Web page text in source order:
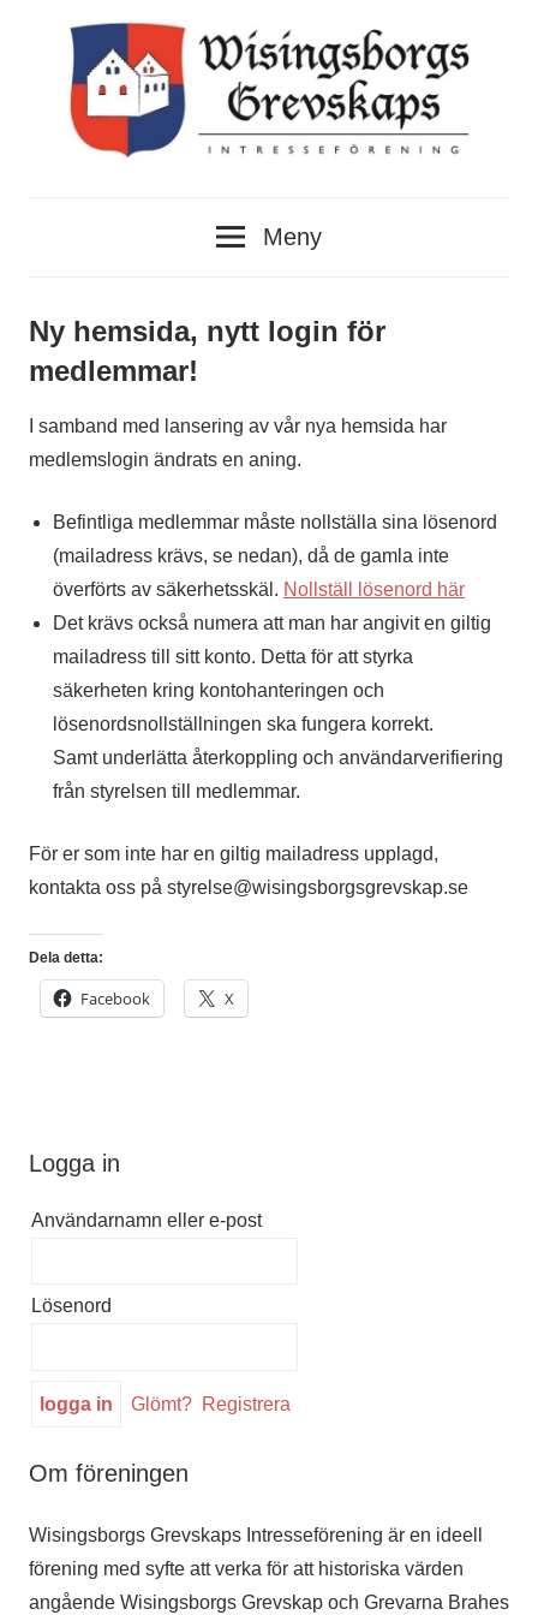
Grevskaps
Intresseförening
Meny
Ny hemsida, nytt login för
medlemmar!
I samband med lansering av vår nya hemsida har
medlemslogin ändrats en aning.
Befintliga medlemmar måste nollställa sina lösenord
(mailadress krävs, se nedan), då de gamla inte
överförts av säkerhetsskäl. Nollställ lösenord här
Det krävs också numera att man har angivit en giltig
mailadress till sitt konto. Detta för att styrka
säkerheten kring kontohanteringen och
lösenordsnollställningen ska fungera korrekt.
Samt underlätta återkoppling och användarverifiering
från styrelsen till medlemmar.
För er som inte har en giltig mailadress upplagd,
kontakta oss på styrelse@wisingsborgsgrevskap.se
Dela detta:
Facebook X
Logga in
Användarnamn eller e-post
Lösenord
Glömt? Registrera
Om föreningen
Wisingsborgs Grevskaps Intresseförening är en ideell
förening med syfte att verka för att historiska värden
angående Wisingsborgs Grevskap och Grevarna Brahes